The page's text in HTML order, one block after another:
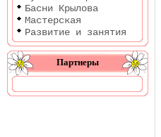
Басни Крылова
Мастерская
Развитие и занятия
Партнеры